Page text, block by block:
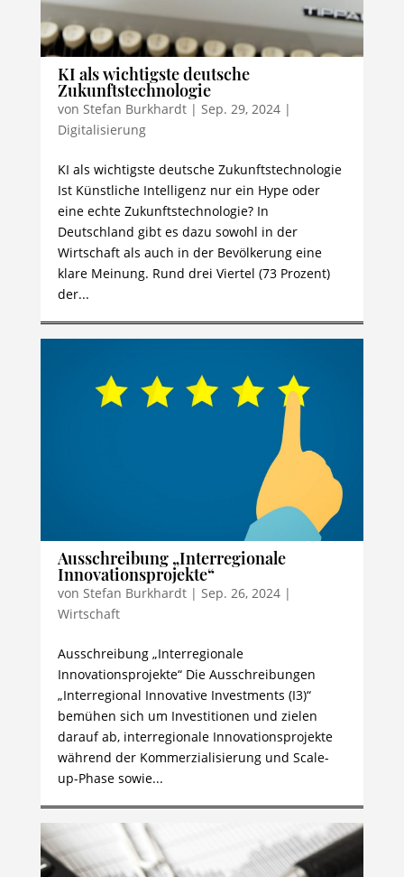
KI als wichtigste deutsche
Zukunftstechnologie
von Stefan Burkhardt| Sep. 29, 2024|
Digitalisierung
KI als wichtigste deutsche Zukunftstechnologie
Ist Künstliche Intelligenz nur ein Hype oder
eine echte Zukunftstechnologie? In
Deutschland gibt es dazu sowohl in der
Wirtschaft als auch in der Bevölkerung eine
klare Meinung. Rund drei Viertel (73 Prozent)
der...
Ausschreibung „Interregionale
Innovationsprojekte“
von Stefan Burkhardt| Sep. 26, 2024|
Wirtschaft
Ausschreibung „Interregionale
Innovationsprojekte“ Die Ausschreibungen
„Interregional Innovative Investments (I3)“
bemühen sich um Investitionen und zielen
darauf ab, interregionale Innovationsprojekte
während der Kommerzialisierung und Scale-
up-Phase sowie...